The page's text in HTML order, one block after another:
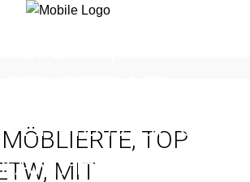
TOP
HAUS
TOP
MIT